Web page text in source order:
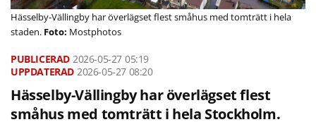
Hässelby-Vällingby har överlägset flest småhus med tomträtt i hela
staden.
Mostphotos
2026-05-27 05:19
2026-05-27 08:20
Hässelby-Vällingby har överlägset flest
småhus med tomträtt i hela Stockholm.